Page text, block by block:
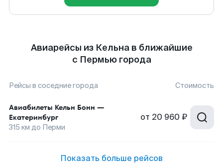
Авиарейсы из Кельна в ближайшие
с Пермью города
Рейсы в соседние города Стоимость
Авиабилеты Кельн Бонн —
Екатеринбург
315 км до Перми
от 20 960 ₽
Показать больше рейсов